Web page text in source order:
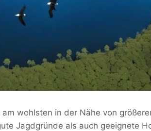
wohlsten in der Nähe von
Jagdgründe als auch geeignete